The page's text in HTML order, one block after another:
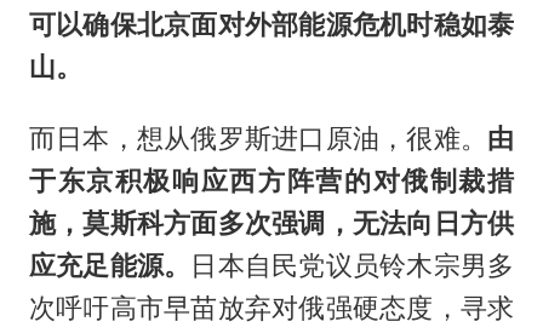
可以确保北京面对外部能源危机时稳如泰
山。
而日本，想从俄罗斯进口原油，很难。 由
于东京积极响应西方阵营的对俄制裁措
施，莫斯科方面多次强调，无法向日方供
应充足能源。
日本自民党议员铃木宗男多
次呼吁高市早苗放弃对俄强硬态度，寻求